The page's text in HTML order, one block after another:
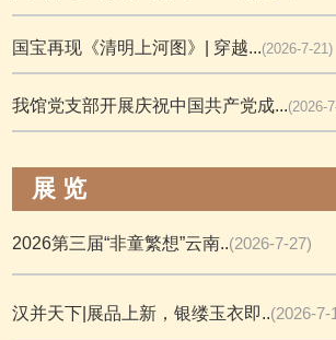
国宝再现《清明上河图》| 穿越...(2026-7-21)
我馆党支部开展庆祝中国共产党成...(2026-
展 览
2026第三届“非童繁想”云南..(2026-7-27)
汉并天下|展品上新，银缕玉衣即..(2026-7-